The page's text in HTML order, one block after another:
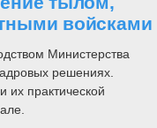
войсками
Министерства
решениях.
практической